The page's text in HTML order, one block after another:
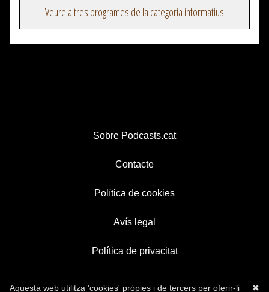
Veure altres programes de la categoria informatius
Sobre Podcasts.cat
Contacte
Política de cookies
Avís legal
Política de privacitat
✖
Aquesta web utilitza 'cookies' pròpies i de tercers per oferir-li